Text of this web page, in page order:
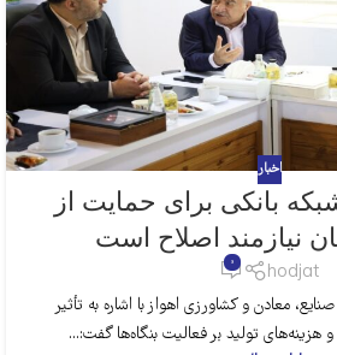
اخبار
بانکی برای حمایت از
نیازمند اصلاح است
hodjat
0
معادن و کشاورزی اهواز با اشاره به تأثیر
هزینه‌های تولید بر فعالیت بنگاه‌ها گفت:...